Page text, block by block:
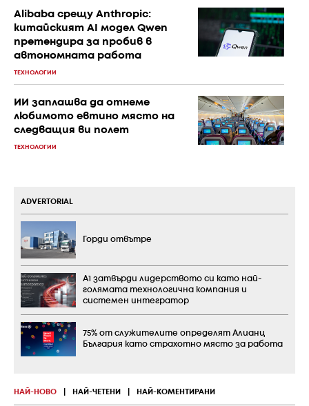
Alibaba срещу Anthropic:
китайският AI модел Qwen
претендира за пробив в
автономната работа
ТЕХНОЛОГИИ
ИИ заплашва да отнеме
любимото евтино място на
следващия ви полет
ТЕХНОЛОГИИ
НАЙ-НОВО НАЙ-ЧЕТЕНИ НАЙ-КОМЕНТИРАНИ
ADVERTORIAL
Горди отвътре
А1 затвърди лидерството си като най-
голямата технологична компания и
системен интегратор
75% от служителите определят Алианц
България като страхотно място за работа